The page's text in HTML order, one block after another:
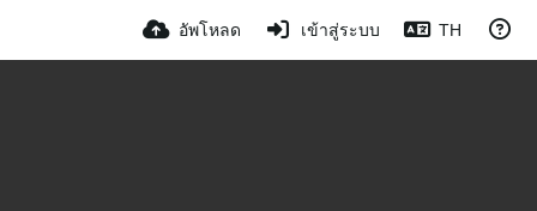
อัพโหลด เข้าสู่ระบบ TH